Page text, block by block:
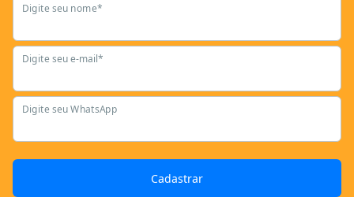
Digite seu nome*
Digite seu e-mail*
Digite seu WhatsApp
Cadastrar